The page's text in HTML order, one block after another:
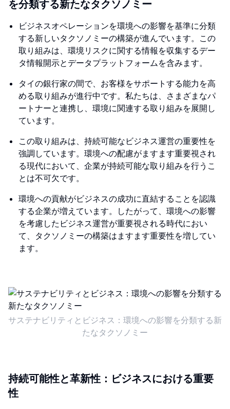
を分類する新たなタクソノミー
ビジネスオペレーションを環境への影響を基準に分類
する新しいタクソノミーの構築が進んでいます。この
取り組みは、環境リスクに関する情報を収集するデー
タ情報開示とデータプラットフォームを含みます。
タイの銀行家の間で、お客様をサポートする能力を高
める取り組みが進行中です。私たちは、さまざまなパ
ートナーと連携し、環境に関連する取り組みを展開し
ています。
この取り組みは、持続可能なビジネス運営の重要性を
強調しています。環境への配慮がますます重要視され
る現代において、企業が持続可能な取り組みを行うこ
とは不可欠です。
環境への貢献がビジネスの成功に直結することを認識
する企業が増えています。したがって、環境への影響
を考慮したビジネス運営が重要視される時代におい
て、タクソノミーの構築はますます重要性を増してい
ます。
サステナビリティとビジネス：環境への影響を分類する新
たなタクソノミー
持続可能性と革新性：ビジネスにおける重要
性